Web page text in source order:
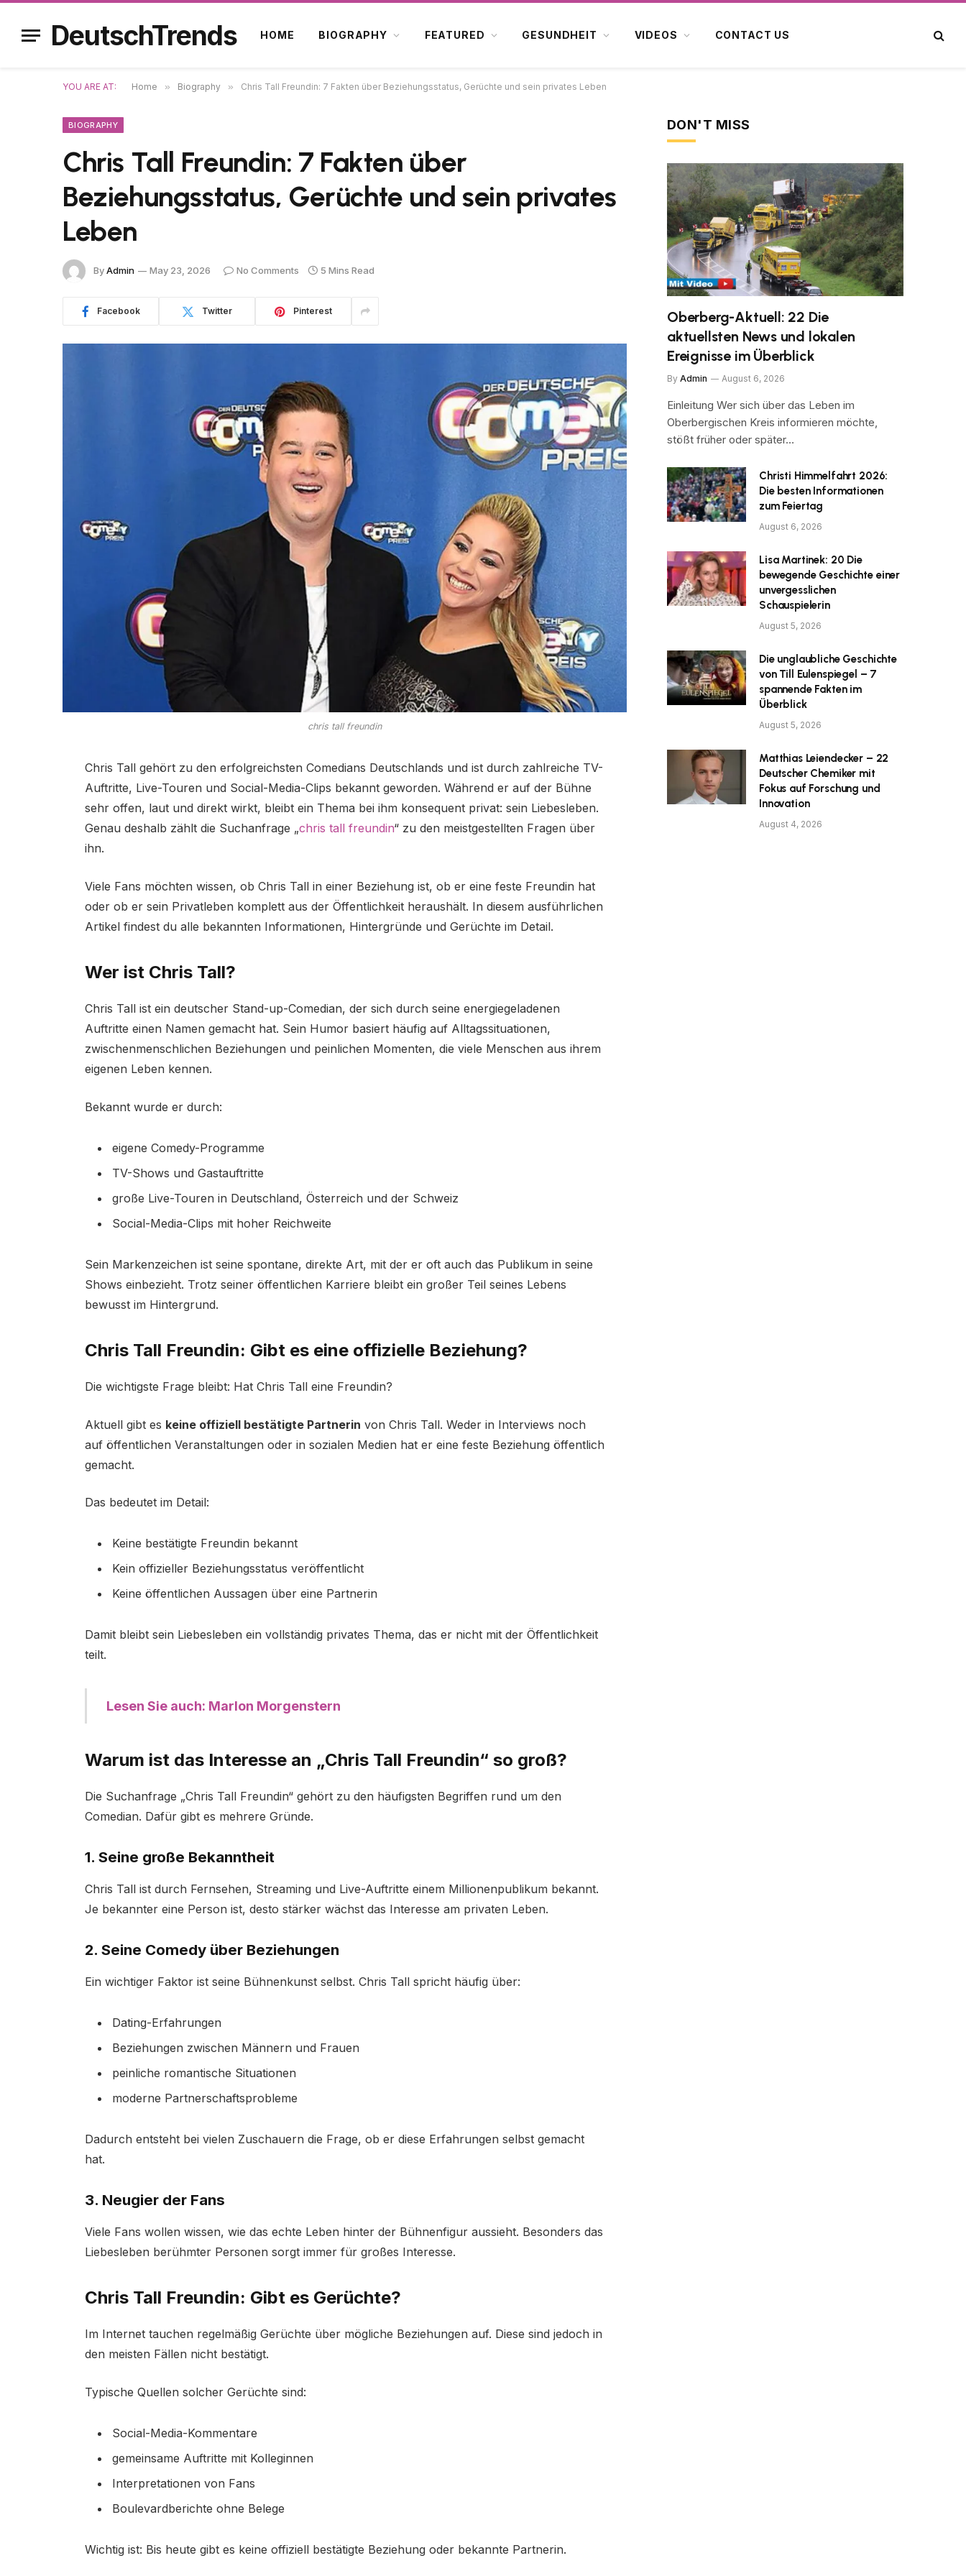
DeutschTrends HOME BIOGRAPHY FEATURED GESUNDHEIT VIDEOS CONTACT US
YOU ARE AT: Home » Biography » Chris Tall Freundin: 7 Fakten über Beziehungsstatus, Gerüchte und sein privates Leben
BIOGRAPHY
Chris Tall Freundin: 7 Fakten über
Beziehungsstatus, Gerüchte und sein privates
Leben
ByAdmin May 23, 2026 No Comments 5 Mins Read
Facebook Twitter Pinterest
chris tall freundin
Chris Tall gehört zu den erfolgreichsten Comedians Deutschlands und ist durch zahlreiche TV-
Auftritte, Live-Touren und Social-Media-Clips bekannt geworden. Während er auf der Bühne
sehr offen, laut und direkt wirkt, bleibt ein Thema bei ihm konsequent privat: sein Liebesleben.
Genau deshalb zählt die Suchanfrage „chris tall freundin“ zu den meistgestellten Fragen über
ihn.
Viele Fans möchten wissen, ob Chris Tall in einer Beziehung ist, ob er eine feste Freundin hat
oder ob er sein Privatleben komplett aus der Öffentlichkeit heraushält. In diesem ausführlichen
Artikel findest du alle bekannten Informationen, Hintergründe und Gerüchte im Detail.
Wer ist Chris Tall?
Chris Tall ist ein deutscher Stand-up-Comedian, der sich durch seine energiegeladenen
Auftritte einen Namen gemacht hat. Sein Humor basiert häufig auf Alltagssituationen,
zwischenmenschlichen Beziehungen und peinlichen Momenten, die viele Menschen aus ihrem
eigenen Leben kennen.
Bekannt wurde er durch:
eigene Comedy-Programme
TV-Shows und Gastauftritte
große Live-Touren in Deutschland, Österreich und der Schweiz
Social-Media-Clips mit hoher Reichweite
Sein Markenzeichen ist seine spontane, direkte Art, mit der er oft auch das Publikum in seine
Shows einbezieht. Trotz seiner öffentlichen Karriere bleibt ein großer Teil seines Lebens
bewusst im Hintergrund.
Chris Tall Freundin: Gibt es eine offizielle Beziehung?
Die wichtigste Frage bleibt: Hat Chris Tall eine Freundin?
Aktuell gibt es keine offiziell bestätigte Partnerin von Chris Tall. Weder in Interviews noch
auf öffentlichen Veranstaltungen oder in sozialen Medien hat er eine feste Beziehung öffentlich
gemacht.
Das bedeutet im Detail:
Keine bestätigte Freundin bekannt
Kein offizieller Beziehungsstatus veröffentlicht
Keine öffentlichen Aussagen über eine Partnerin
Damit bleibt sein Liebesleben ein vollständig privates Thema, das er nicht mit der Öffentlichkeit
teilt.
Lesen Sie auch: Marlon Morgenstern
Warum ist das Interesse an „Chris Tall Freundin“ so groß?
Die Suchanfrage „Chris Tall Freundin“ gehört zu den häufigsten Begriffen rund um den
Comedian. Dafür gibt es mehrere Gründe.
1. Seine große Bekanntheit
Chris Tall ist durch Fernsehen, Streaming und Live-Auftritte einem Millionenpublikum bekannt.
Je bekannter eine Person ist, desto stärker wächst das Interesse am privaten Leben.
2. Seine Comedy über Beziehungen
Ein wichtiger Faktor ist seine Bühnenkunst selbst. Chris Tall spricht häufig über:
Dating-Erfahrungen
Beziehungen zwischen Männern und Frauen
peinliche romantische Situationen
moderne Partnerschaftsprobleme
Dadurch entsteht bei vielen Zuschauern die Frage, ob er diese Erfahrungen selbst gemacht
hat.
3. Neugier der Fans
Viele Fans wollen wissen, wie das echte Leben hinter der Bühnenfigur aussieht. Besonders das
Liebesleben berühmter Personen sorgt immer für großes Interesse.
Chris Tall Freundin: Gibt es Gerüchte?
Im Internet tauchen regelmäßig Gerüchte über mögliche Beziehungen auf. Diese sind jedoch in
den meisten Fällen nicht bestätigt.
Typische Quellen solcher Gerüchte sind:
Social-Media-Kommentare
gemeinsame Auftritte mit Kolleginnen
Interpretationen von Fans
Boulevardberichte ohne Belege
Wichtig ist: Bis heute gibt es keine offiziell bestätigte Beziehung oder bekannte Partnerin.
DON'T MISS
Oberberg-Aktuell: 22 Die
aktuellsten News und lokalen
Ereignisse im Überblick
By Admin August 6, 2026
Einleitung Wer sich über das Leben im
Oberbergischen Kreis informieren möchte,
stößt früher oder später…
Christi Himmelfahrt 2026:
Die besten Informationen
zum Feiertag
August 6, 2026
Lisa Martinek: 20 Die
bewegende Geschichte einer
unvergesslichen
Schauspielerin
August 5, 2026
Die unglaubliche Geschichte
von Till Eulenspiegel – 7
spannende Fakten im
Überblick
August 5, 2026
Matthias Leiendecker – 22
Deutscher Chemiker mit
Fokus auf Forschung und
Innovation
August 4, 2026